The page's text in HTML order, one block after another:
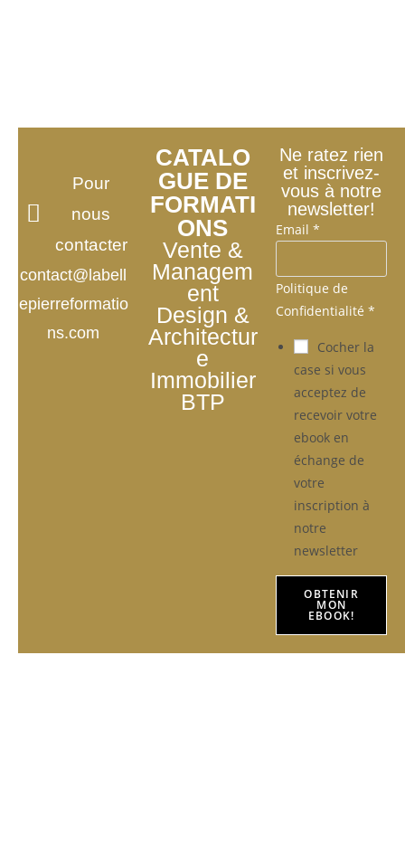
Pour
nous
contacter
contact@labell
epierreformatio
ns.com
CATALO
GUE DE
FORMATI
ONS
Vente &
Managem
ent
Design &
Architectur
e
Immobilier
BTP
Ne ratez rien
et inscrivez-
vous à notre
newsletter!
Email*
Politique de
Confidentialité*
Cocher la
case si vous
acceptez de
recevoir votre
ebook en
échange de
votre
inscription à
notre
newsletter
OBTENIR
MON
EBOOK!